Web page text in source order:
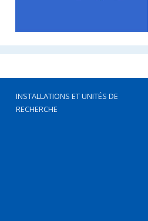
INSTALLATIONS ET UNITÉS DE
RECHERCHE